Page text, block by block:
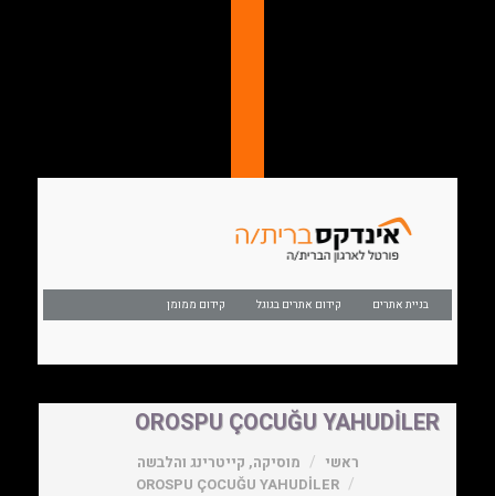
בניית אתרים קידום אתרים בגוגל קידום ממומן
OROSPU ÇOCUĞU YAHUDİLER
ראשי
מוסיקה, קייטרינג והלבשה
OROSPU ÇOCUĞU YAHUDİLER